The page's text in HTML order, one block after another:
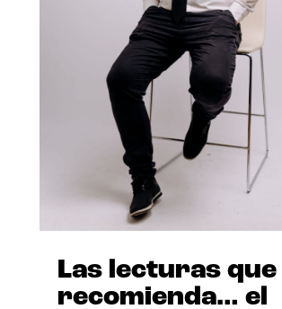
Las lecturas que
recomienda… el